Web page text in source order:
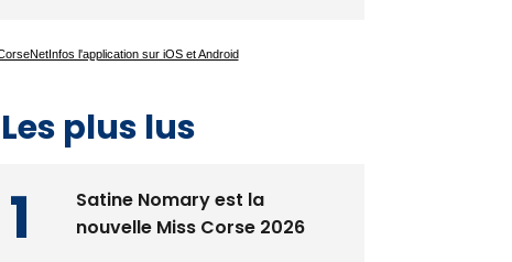
Les plus lus
Satine Nomary est la
nouvelle Miss Corse 2026